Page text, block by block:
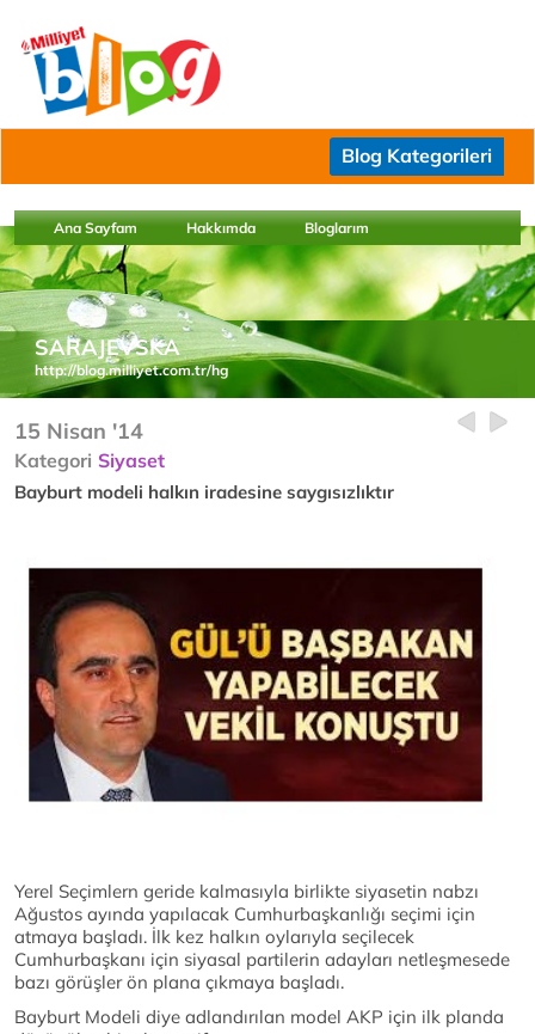
Blog Kategorileri
Ana Sayfam Hakkımda Bloglarım
SARAJEVSKA
http://blog.milliyet.com.tr/hg
15 Nisan '14
Kategori Siyaset
Bayburt modeli halkın iradesine saygısızlıktır
Yerel Seçimlern geride kalmasıyla birlikte siyasetin nabzı
Ağustos ayında yapılacak Cumhurbaşkanlığı seçimi için
atmaya başladı. İlk kez halkın oylarıyla seçilecek
Cumhurbaşkanı için siyasal partilerin adayları netleşmesede
bazı görüşler ön plana çıkmaya başladı.
Bayburt Modeli diye adlandırılan model AKP için ilk planda